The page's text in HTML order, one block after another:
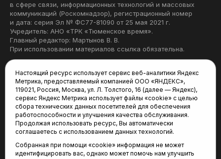
в сфере связи, информационных технологий и массовых
коммуникаций (Роскомнадзор), регистрационный номер
и дата: серия Эл № ФС77-81090 от 25 мая 2021 г.
Учредитель: АНО «ТРК «Тюменское время».
Главный редактор: Мартынов В. В.
При использовании материалов ссылка обязательна.
Редакция:
625035, Тюмень, пр. Геологоразведчиков, 28А
(3452) 68-22-28
tum-arena@mail.ru
Отдел продаж:
(3452) 68-89-78
Настоящий ресурс использует сервис веб-аналитики Яндекс
Метрика, предоставляемый компанией ООО «ЯНДЕКС»,
119021, Россия, Москва, ул. Л. Толстого, 16 (далее — Яндекс),
сервис Яндекс Метрика использует файлы «cookie» с целью
сбора технических данных посетителей для обеспечения
работоспособности и улучшения качества обслуживания.
Продолжая использовать ресурс, Вы автоматически
соглашаетесь с использованием данных технологий.
Собранная при помощи «cookie» информация не может
идентифицировать вас, однако может помочь нам улучшить